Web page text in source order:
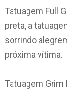
Tatuagem Full
preta, a
sorrindo
próxima vítima.
Tatuagem Grim